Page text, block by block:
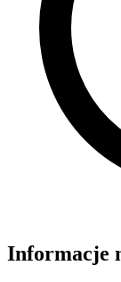
Informacje